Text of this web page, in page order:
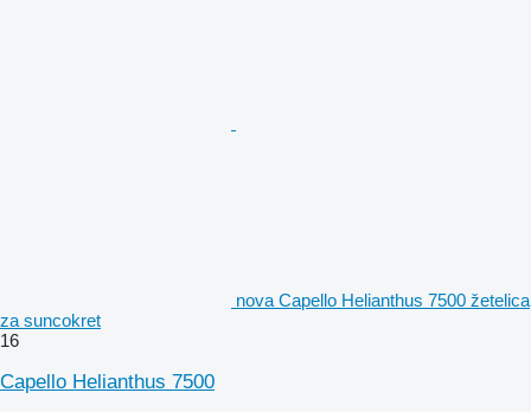
nova Capello Helianthus 7500 žetelica
za suncokret
16
Capello Helianthus 7500